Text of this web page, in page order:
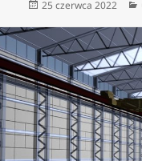
Data
25 czerwca 2022